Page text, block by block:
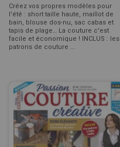
Créez vos propres modèles pour
l'été : short taille haute, maillot de
bain, blouse dos-nu, sac cabas et
tapis de plage… La couture c'est
facile et économique ! INCLUS : les
patrons de couture ...